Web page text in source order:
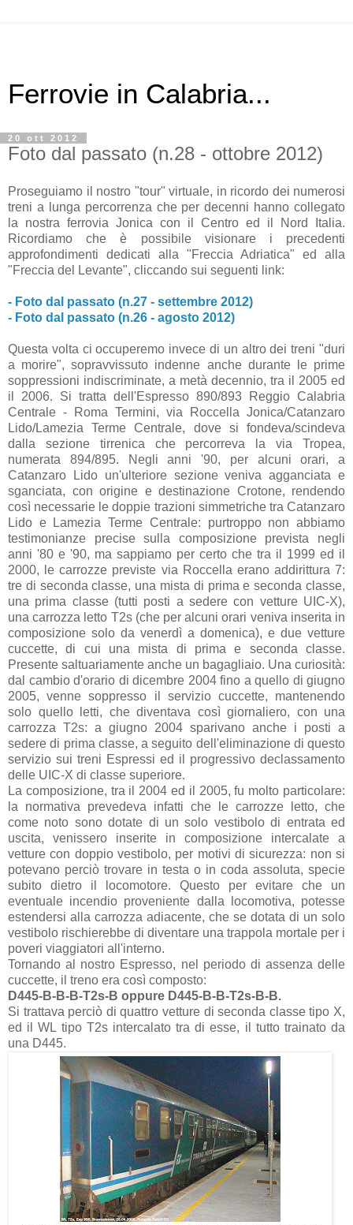
Ferrovie in Calabria...
20 ott 2012
Foto dal passato (n.28 - ottobre 2012)
Proseguiamo il nostro "tour" virtuale, in ricordo dei numerosi
treni a lunga percorrenza che per decenni hanno collegato
la nostra ferrovia Jonica con il Centro ed il Nord Italia.
Ricordiamo che è possibile visionare i precedenti
approfondimenti dedicati alla "Freccia Adriatica" ed alla
"Freccia del Levante", cliccando sui seguenti link:
- Foto dal passato (n.27 - settembre 2012)
- Foto dal passato (n.26 - agosto 2012)
Questa volta ci occuperemo invece di un altro dei treni "duri
a morire", sopravvissuto indenne anche durante le prime
soppressioni indiscriminate, a metà decennio, tra il 2005 ed
il 2006. Si tratta dell'Espresso 890/893 Reggio Calabria
Centrale - Roma Termini, via Roccella Jonica/Catanzaro
Lido/Lamezia Terme Centrale, dove si fondeva/scindeva
dalla sezione tirrenica che percorreva la via Tropea,
numerata 894/895. Negli anni '90, per alcuni orari, a
Catanzaro Lido un'ulteriore sezione veniva agganciata e
sganciata, con origine e destinazione Crotone, rendendo
così necessarie le doppie trazioni simmetriche tra Catanzaro
Lido e Lamezia Terme Centrale: purtroppo non abbiamo
testimonianze precise sulla composizione prevista negli
anni '80 e '90, ma sappiamo per certo che tra il 1999 ed il
2000, le carrozze previste via Roccella erano addirittura 7:
tre di seconda classe, una mista di prima e seconda classe,
una prima classe (tutti posti a sedere con vetture UIC-X),
una carrozza letto T2s (che per alcuni orari veniva inserita in
composizione solo da venerdì a domenica), e due vetture
cuccette, di cui una mista di prima e seconda classe.
Presente saltuariamente anche un bagagliaio. Una curiosità:
dal cambio d'orario di dicembre 2004 fino a quello di giugno
2005, venne soppresso il servizio cuccette, mantenendo
solo quello letti, che diventava così giornaliero, con una
carrozza T2s: a giugno 2004 sparivano anche i posti a
sedere di prima classe, a seguito dell'eliminazione di questo
servizio sui treni Espressi ed il progressivo declassamento
delle UIC-X di classe superiore.
La composizione, tra il 2004 ed il 2005, fu molto particolare:
la normativa prevedeva infatti che le carrozze letto, che
come noto sono dotate di un solo vestibolo di entrata ed
uscita, venissero inserite in composizione intercalate a
vetture con doppio vestibolo, per motivi di sicurezza: non si
potevano perciò trovare in testa o in coda assoluta, specie
subito dietro il locomotore. Questo per evitare che un
eventuale incendio proveniente dalla locomotiva, potesse
estendersi alla carrozza adiacente, che se dotata di un solo
vestibolo rischierebbe di diventare una trappola mortale per i
poveri viaggiatori all'interno.
Tornando al nostro Espresso, nel periodo di assenza delle
cuccette, il treno era così composto:
D445-B-B-B-T2s-B oppure D445-B-B-T2s-B-B.
Si trattava perciò di quattro vetture di seconda classe tipo X,
ed il WL tipo T2s intercalato tra di esse, il tutto trainato da
una D445.